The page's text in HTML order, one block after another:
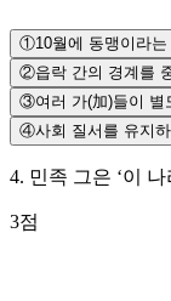
①10월에 동맹이라
②읍락 간의 경계를
③여러 가(加)들이 별
④사회 질서를 유지
4. 민족 그은 ‘이
3점